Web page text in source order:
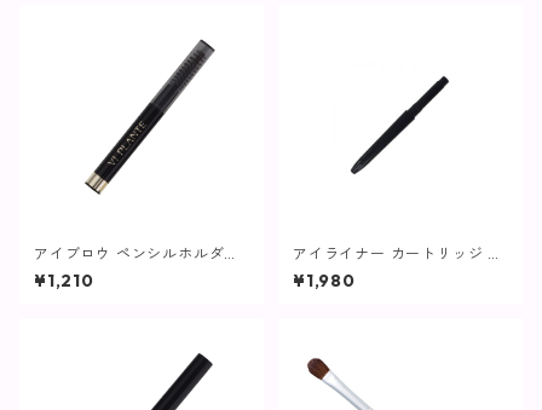
アイブロウ ペンシルホルダー
【ヴィプランツ】
¥1,210
アイライナー カートリッジ ブ
ラック【ヴィプランツ】
¥1,980